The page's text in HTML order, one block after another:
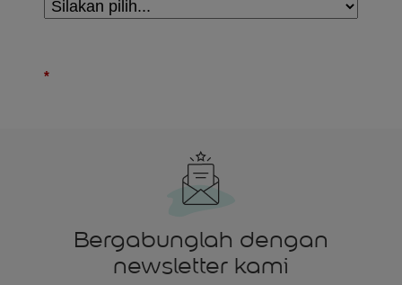
Bergabunglah dengan
newsletter kami